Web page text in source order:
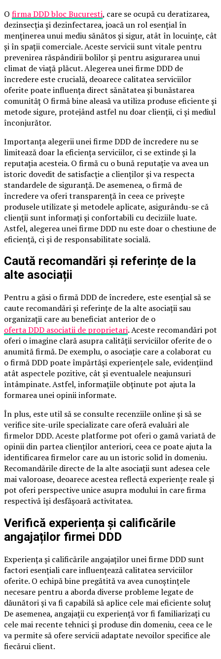
O firma DDD bloc Bucuresti, care se ocupă cu deratizarea,
dezinsecția și dezinfectarea, joacă un rol esențial în
menținerea unui mediu sănătos și sigur, atât în locuințe, cât
și în spații comerciale. Aceste servicii sunt vitale pentru
prevenirea răspândirii bolilor și pentru asigurarea unui
climat de viață plăcut. Alegerea unei firme DDD de
încredere este crucială, deoarece calitatea serviciilor
oferite poate influența direct sănătatea și bunăstarea
comunităț O firmă bine aleasă va utiliza produse eficiente și
metode sigure, protejând astfel nu doar clienții, ci și mediul
înconjurător.
Importanța alegerii unei firme DDD de încredere nu se
limitează doar la eficiența serviciilor, ci se extinde și la
reputația acesteia. O firmă cu o bună reputație va avea un
istoric dovedit de satisfacție a clienților și va respecta
standardele de siguranță. De asemenea, o firmă de
încredere va oferi transparență în ceea ce privește
produsele utilizate și metodele aplicate, asigurându-se că
clienții sunt informați și confortabili cu deciziile luate.
Astfel, alegerea unei firme DDD nu este doar o chestiune de
eficiență, ci și de responsabilitate socială.
Caută recomandări și referințe de la
alte asociații
Pentru a găsi o firmă DDD de încredere, este esențial să se
caute recomandări și referințe de la alte asociații sau
organizații care au beneficiat anterior de o
oferta DDD asociatii de proprietari. Aceste recomandări pot
oferi o imagine clară asupra calității serviciilor oferite de o
anumită firmă. De exemplu, o asociație care a colaborat cu
o firmă DDD poate împărtăși experiențele sale, evidențiind
atât aspectele pozitive, cât și eventualele neajunsuri
întâmpinate. Astfel, informațiile obținute pot ajuta la
formarea unei opinii informate.
În plus, este util să se consulte recenziile online și să se
verifice site-urile specializate care oferă evaluări ale
firmelor DDD. Aceste platforme pot oferi o gamă variată de
opinii din partea clienților anteriori, ceea ce poate ajuta la
identificarea firmelor care au un istoric solid în domeniu.
Recomandările directe de la alte asociații sunt adesea cele
mai valoroase, deoarece acestea reflectă experiențe reale și
pot oferi perspective unice asupra modului în care firma
respectivă își desfășoară activitatea.
Verifică experiența și calificările
angajaților firmei DDD
Experiența și calificările angajaților unei firme DDD sunt
factori esențiali care influențează calitatea serviciilor
oferite. O echipă bine pregătită va avea cunoștințele
necesare pentru a aborda diverse probleme legate de
dăunători și va fi capabilă să aplice cele mai eficiente soluț
De asemenea, angajații cu experiență vor fi familiarizați cu
cele mai recente tehnici și produse din domeniu, ceea ce le
va permite să ofere servicii adaptate nevoilor specifice ale
fiecărui client.